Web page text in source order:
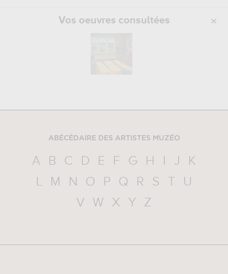
Vos oeuvres consultées
ABÉCÉDAIRE DES ARTISTES MUZÉO
A B C D E F G H J
K
L
M N O P Q R S
U
V
W X Y Z